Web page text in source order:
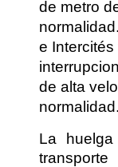
de metro
e
de alta
normalidad.
La